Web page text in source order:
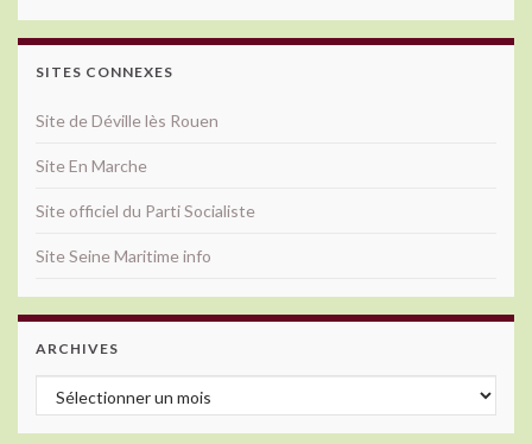
SITES CONNEXES
Site de Déville lès Rouen
Site En Marche
Site officiel du Parti Socialiste
Site Seine Maritime info
ARCHIVES
Archives